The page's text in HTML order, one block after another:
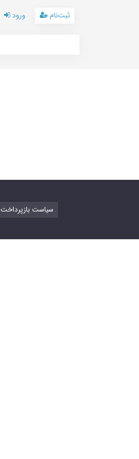
ورود ثبت‌نام
Refund Policy سیاست بازپرداخت